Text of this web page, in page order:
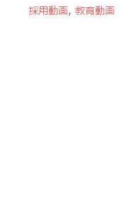
採用動画, 教育動画